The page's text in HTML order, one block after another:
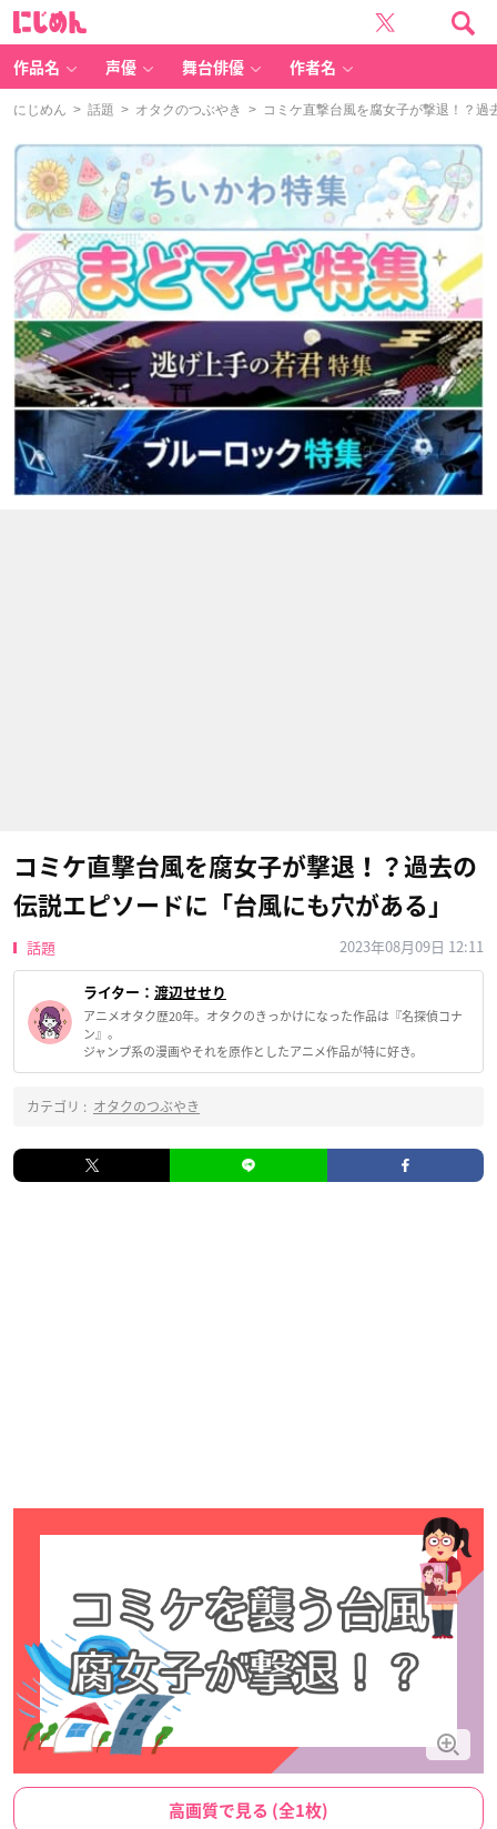
作品名 声優 舞台俳優 作者名
にじめん > 話題 > オタクのつぶやき > コミケ直撃台風を腐女子が撃退！？過
コミケ直撃台風を腐女子が撃退！？過去の
伝説エピソードに「台風にも穴がある」
話題 2023年08月09日 12:11
ライター： 渡辺せせり
アニメオタク歴20年。オタクのきっかけになった作品は『名探偵コナ
ン』。
ジャンプ系の漫画やそれを原作としたアニメ作品が特に好き。
カテゴリ : オタクのつぶやき
高画質で見る (全1枚)